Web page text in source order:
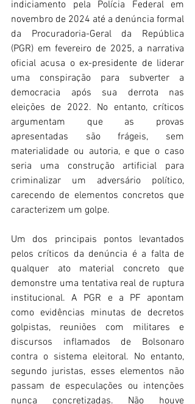
indiciamento pela Polícia Federal em
novembro de 2024 até a denúncia formal
da Procuradoria-Geral da República
(PGR) em fevereiro de 2025, a narrativa
oficial acusa o ex-presidente de liderar
uma conspiração para subverter a
democracia após sua derrota nas
eleições de 2022. No entanto, críticos
argumentam que as provas
apresentadas são frágeis, sem
materialidade ou autoria, e que o caso
seria uma construção artificial para
criminalizar um adversário político,
carecendo de elementos concretos que
caracterizem um golpe.
Um dos principais pontos levantados
pelos críticos da denúncia é a falta de
qualquer ato material concreto que
demonstre uma tentativa real de ruptura
institucional. A PGR e a PF apontam
como evidências minutas de decretos
golpistas, reuniões com militares e
discursos inflamados de Bolsonaro
contra o sistema eleitoral. No entanto,
segundo juristas, esses elementos não
passam de especulações ou intenções
nunca concretizadas. Não houve